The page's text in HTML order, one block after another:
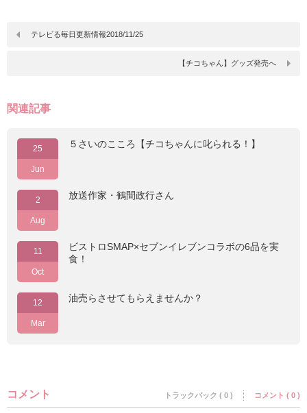
テレビる毎日更新情報2018/11/25
【チコちゃん】グッズ発売へ
関連記事
25
Jun
５さいのこころ【チコちゃんに叱られる！】
2
Aug
放送作家・鶴間政行さん
11
Oct
ビストロSMAP×セブンイレブンコラボの6品を実
食！
12
Mar
油売らさせてもらえませんか？
コメント トラックバック ( 0 ) コメント ( 0 )